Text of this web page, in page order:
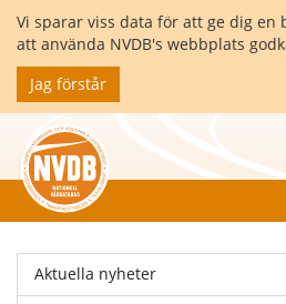
Vi sparar viss data för att ge dig en
att använda NVDB's webbplats
Jag förstår
Aktuella nyheter